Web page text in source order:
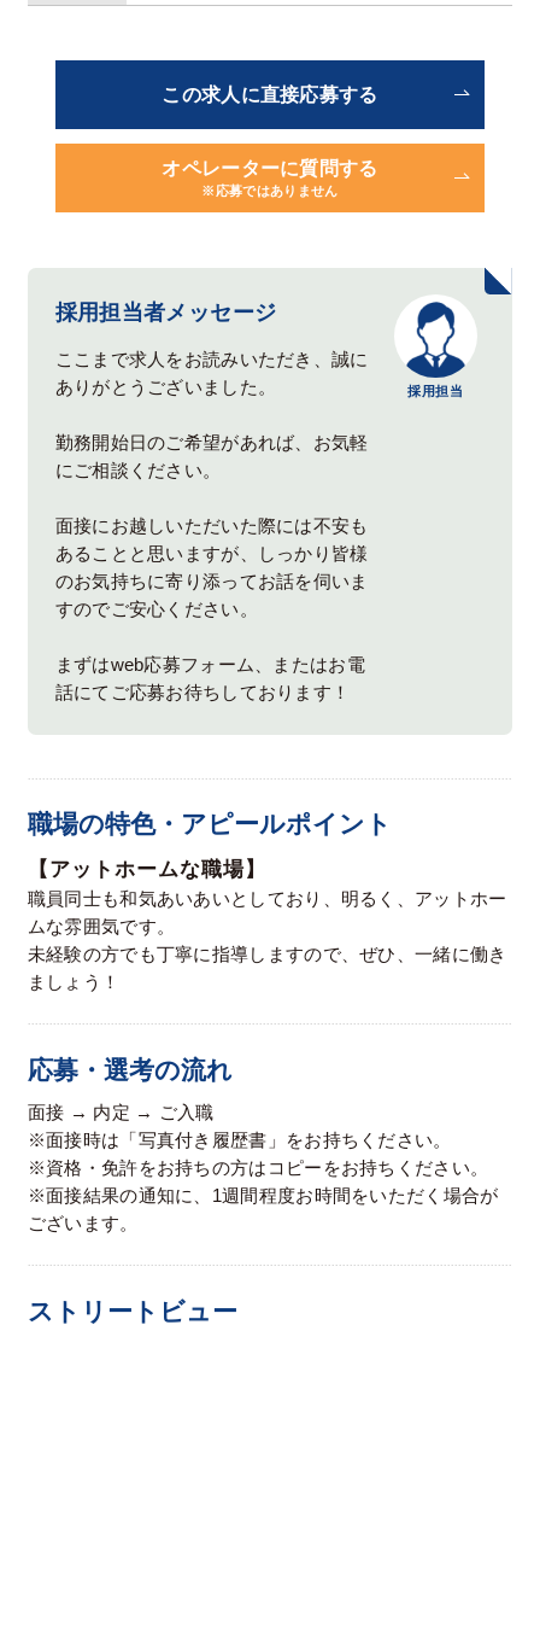
この求人に直接応募する
オペレーターに質問する
※応募ではありません
採用担当
採用担当者メッセージ
ここまで求人をお読みいただき、誠に
ありがとうございました。
勤務開始日のご希望があれば、お気軽
にご相談ください。
面接にお越しいただいた際には不安も
あることと思いますが、しっかり皆様
のお気持ちに寄り添ってお話を伺いま
すのでご安心ください。
まずはweb応募フォーム、またはお電
話にてご応募お待ちしております！
職場の特色・アピールポイント
【アットホームな職場】
職員同士も和気あいあいとしており、明るく、アットホー
ムな雰囲気です。
未経験の方でも丁寧に指導しますので、ぜひ、一緒に働き
ましょう！
応募・選考の流れ
面接 → 内定 → ご入職
※面接時は「写真付き履歴書」をお持ちください。
※資格・免許をお持ちの方はコピーをお持ちください。
※面接結果の通知に、1週間程度お時間をいただく場合が
ございます。
ストリートビュー